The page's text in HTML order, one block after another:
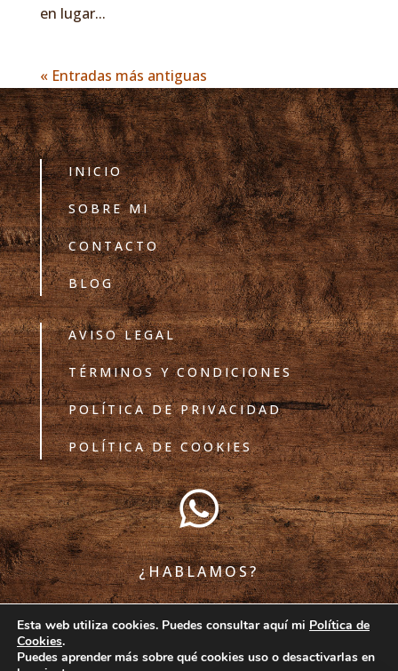
en lugar...
« Entradas más antiguas
INICIO
SOBRE MI
CONTACTO
BLOG
AVISO LEGAL
TÉRMINOS Y CONDICIONES
POLÍTICA DE PRIVACIDAD
POLÍTICA DE COOKIES

¿HABLAMOS?
COMPARTE CON ATRIBUCIÓN | TODOS LOS
Esta web utiliza cookies. Puedes consultar aquí mi Política de
Cookies.
Puedes aprender más sobre qué cookies uso o desactivarlas en